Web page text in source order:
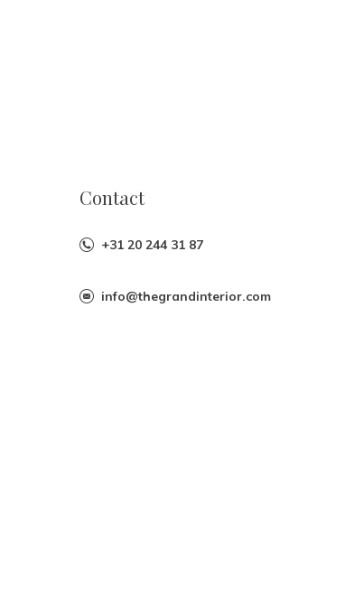
Contact
+31 20 244 31 87
info@thegrandinterior.com